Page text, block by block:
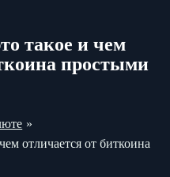
такое и чем
простыми
отличается от биткоина